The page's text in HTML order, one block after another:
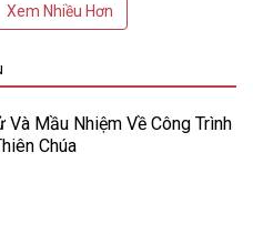
Xem Nhiều Hơn
Mầu Nhiệm Về Công Trình
Chúa